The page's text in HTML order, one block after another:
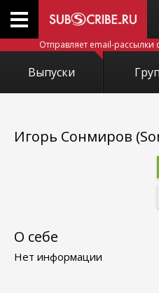
Отправляет email-
Выпуски
Игорь Сонмиров
О себе
Нет информации